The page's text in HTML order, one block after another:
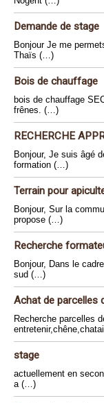
Demande de stage
Bonjour Je me
Thaïs (…)
Bois de chauffage
bois de chauffage
frênes. (…)
RECHERCHE
Bonjour, Je suis âgé
formation (…)
Terrain pour
Bonjour, Sur la
propose (…)
Recherche
Bonjour, Dans le
sud (…)
Achat de parcelles
Recherche parcelles
stage
actuellement en
a (…)